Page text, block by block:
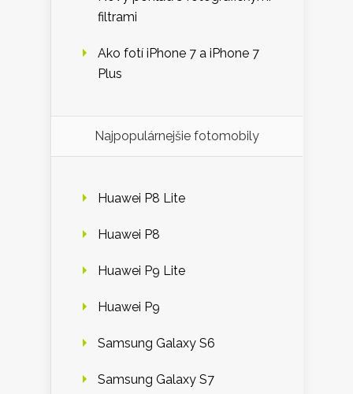
filtrami
Ako fotí iPhone 7 a iPhone 7
Plus
Najpopulárnejšie fotomobily
Huawei P8 Lite
Huawei P8
Huawei P9 Lite
Huawei P9
Samsung Galaxy S6
Samsung Galaxy S7